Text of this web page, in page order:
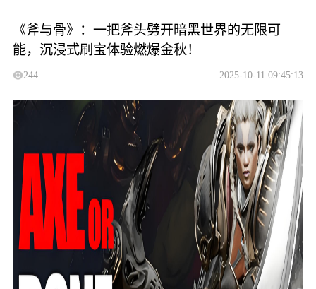
《斧与骨》：一把斧头劈开暗黑世界的无限可
能，沉浸式刷宝体验燃爆金秋！
244 2025-10-11 09:45:13